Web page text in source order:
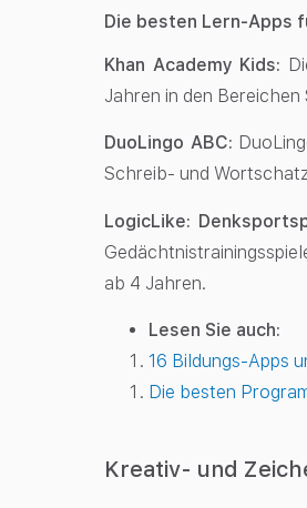
Die besten Lern-Apps
Khan Academy Kids:
Jahren in den
DuoLingo ABC:
Schreib- und
LogicLike:
ab 4 Jahren.
Lesen Sie auch:
16 Bildungs-Apps
Die besten
Kreativ- und